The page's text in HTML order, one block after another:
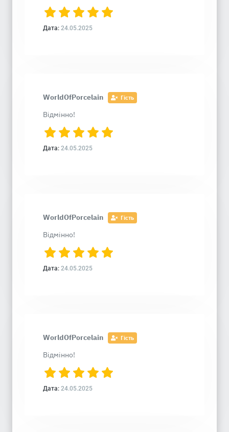
Дата: 24.05.2025
WorldOfPorcelain Гість
Відмінно!
Дата: 24.05.2025
WorldOfPorcelain Гість
Відмінно!
Дата: 24.05.2025
WorldOfPorcelain Гість
Відмінно!
Дата: 24.05.2025